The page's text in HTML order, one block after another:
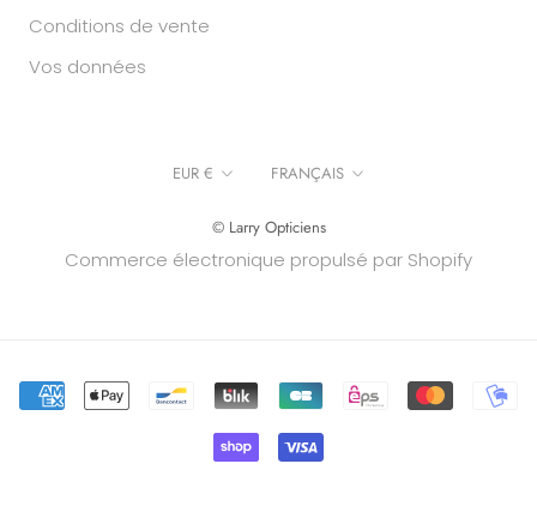
commande
Profitez de votre réduction de bienvenue dès
100€ d'achat sur toute notre sélection (
hors
Rigards
S'INSCRIRE
Conditions de vente
Vos données
Devise
EUR € Langue
FRANÇAIS
© Larry Opticiens
Commerce électronique propulsé par Shopify